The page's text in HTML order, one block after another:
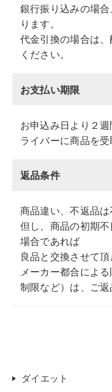
銀行振り込みの場
ります。
代金引換の場合は
ください。
お支払い期限
お申込み日より２
ライバーに商品を受
返品条件
商品違い、不返品は
但し、商品の初期
場合であれば
良品と交換させて頂
メーカー都合によ
制限など）は、ご返
ダイエット